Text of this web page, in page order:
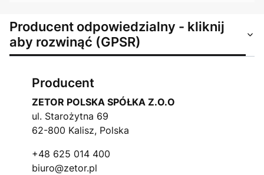
Producent odpowiedzialny - kliknij
aby rozwinąć (GPSR)
Producent
ZETOR POLSKA SPÓŁKA Z.O.O
ul. Starożytna 69
62-800 Kalisz, Polska
+48 625 014 400
biuro@zetor.pl